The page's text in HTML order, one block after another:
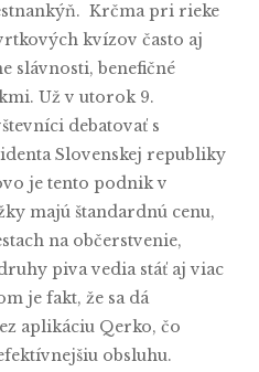
Krčma pri rieke
kvízov často aj
slávnosti, benefičné
Už v utorok 9.
debatovať s
Slovenskej republiky
je tento podnik v
majú štandardnú cenu,
na občerstvenie,
piva vedia stáť aj viac
je fakt, že sa dá
aplikáciu Qerko, čo
obsluhu.